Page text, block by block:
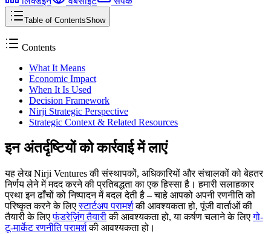
Table of ContentsShow
Contents
What It Means
Economic Impact
When It Is Used
Decision Framework
Nirji Strategic Perspective
Strategic Context & Related Resources
इन अंतर्दृष्टियों को कार्रवाई में लाएं
यह लेख Nirji Ventures की संस्थापकों, अधिकारियों और संचालकों को बेहतर
निर्णय लेने में मदद करने की प्रतिबद्धता का एक हिस्सा है। हमारी सलाहकार
प्रथा इन ढाँचों को निष्पादन में बदल देती है – चाहे आपको अपनी रणनीति को
परिष्कृत करने के लिएस्टार्टअप परामर्शकी आवश्यकता हो, पूंजी वार्ताओं की
तैयारी के लिएफंडरेज़िंग तैयारीकी आवश्यकता हो, या कर्षण चलाने के लिएगो-
टू-मार्केट रणनीति परामर्शकी आवश्यकता हो।